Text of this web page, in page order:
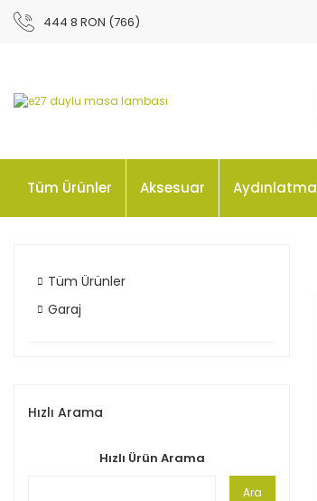
444 8 RON (766)
Tüm Ürünler Aksesuar Aydınlatma
Tüm Ürünler
Garaj
Hızlı Arama
Hızlı Ürün Arama
Ara